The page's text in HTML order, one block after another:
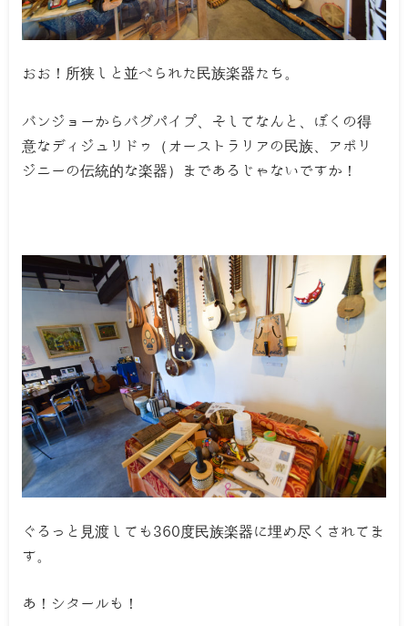
おお！所狭しと並べられた民族楽器たち。
バンジョーからバグパイプ、そしてなんと、ぼくの得
意なディジュリドゥ（オーストラリアの民族、アボリ
ジニーの伝統的な楽器）まであるじゃないですか！
ぐるっと見渡しても360度民族楽器に埋め尽くされてま
す。
あ！シタールも！